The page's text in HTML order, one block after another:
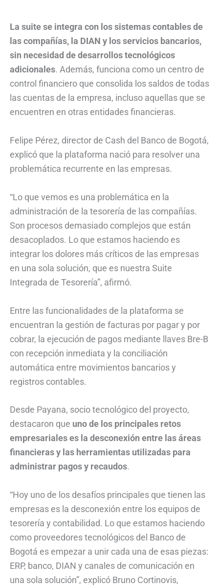
La suite se integra con los sistemas contables de
las compañías, la DIAN y los servicios bancarios,
sin necesidad de desarrollos tecnológicos
adicionales. Además, funciona como un centro de
control financiero que consolida los saldos de todas
las cuentas de la empresa, incluso aquellas que se
encuentren en otras entidades financieras.
Felipe Pérez, director de Cash del Banco de Bogotá,
explicó que la plataforma nació para resolver una
problemática recurrente en las empresas.
“Lo que vemos es una problemática en la
administración de la tesorería de las compañías.
Son procesos demasiado complejos que están
desacoplados. Lo que estamos haciendo es
integrar los dolores más críticos de las empresas
en una sola solución, que es nuestra Suite
Integrada de Tesorería”, afirmó.
Entre las funcionalidades de la plataforma se
encuentran la gestión de facturas por pagar y por
cobrar, la ejecución de pagos mediante llaves Bre-B
con recepción inmediata y la conciliación
automática entre movimientos bancarios y
registros contables.
Desde Payana, socio tecnológico del proyecto,
destacaron que uno de los principales retos
empresariales es la desconexión entre las áreas
financieras y las herramientas utilizadas para
administrar pagos y recaudos.
“Hoy uno de los desafíos principales que tienen las
empresas es la desconexión entre los equipos de
tesorería y contabilidad. Lo que estamos haciendo
como proveedores tecnológicos del Banco de
Bogotá es empezar a unir cada una de esas piezas:
ERP, banco, DIAN y canales de comunicación en
una sola solución”, explicó Bruno Cortinovis,